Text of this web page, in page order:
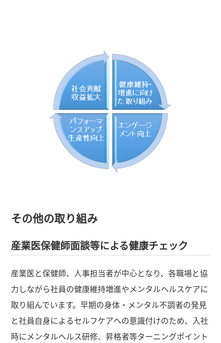
その他の取り組み
産業医保健師面談等による健康チェック
産業医と保健師、人事担当者が中心となり、各職場と協
力しながら社員の健康維持増進やメンタルヘルスケアに
取り組んでいます。早期の身体・メンタル不調者の発見
と社員自身によるセルフケアへの意識付けのため、入社
時にメンタルヘルス研修、昇格者等ターニングポイント